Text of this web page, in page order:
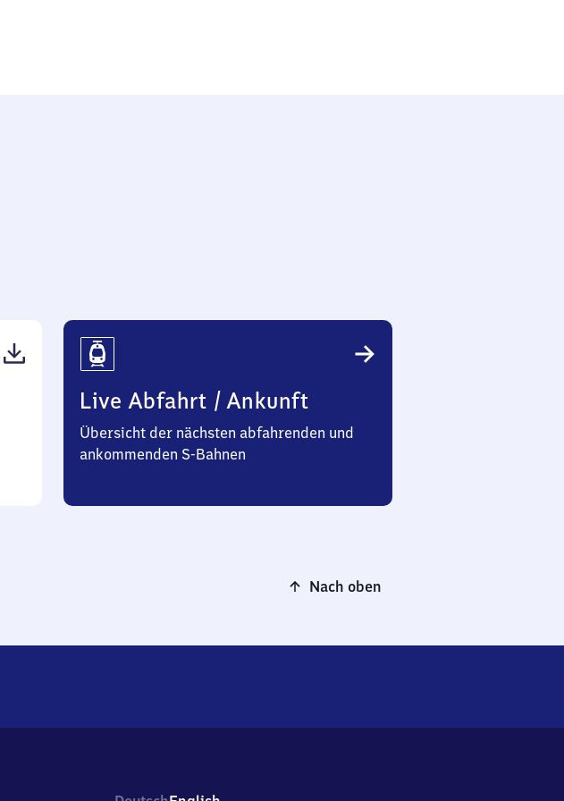
Live Abfahrt / Ankunft
Übersicht der nächsten abfahrenden und
ankommenden S-Bahnen
Nach oben